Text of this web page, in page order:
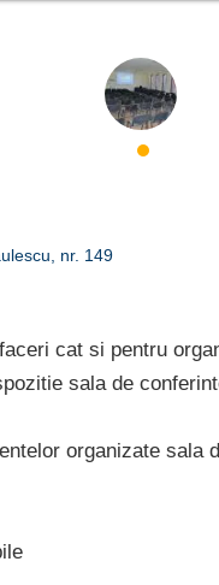
nr. 149
cat si pentru
sala de
organizate sala